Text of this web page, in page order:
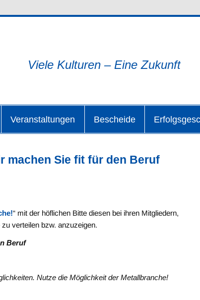
im-Main-
Viele Kulturen – Eine Zukunft
Veranstaltungen Bescheide
machen Sie fit für den Beruf
“ mit der höflichen Bitte diesen bei ihren Mitgliedern,
verteilen bzw. anzuzeigen.
Beruf
Nutze die Möglichkeit der Metallbranche!